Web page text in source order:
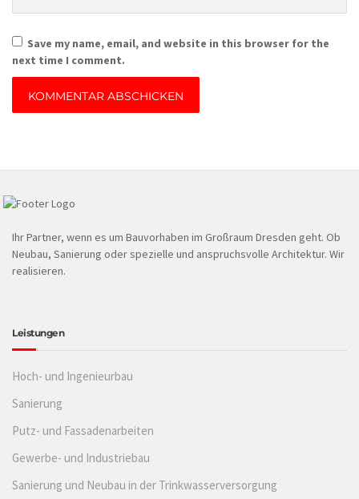
Save my name, email, and website in this browser for the
next time I comment.
Ihr Partner, wenn es um Bauvorhaben im Großraum Dresden geht. Ob
Neubau, Sanierung oder spezielle und anspruchsvolle Architektur. Wir
realisieren.
Leistungen
Hoch- und Ingenieurbau
Sanierung
Putz- und Fassadenarbeiten
Gewerbe- und Industriebau
Sanierung und Neubau in der Trinkwasserversorgung